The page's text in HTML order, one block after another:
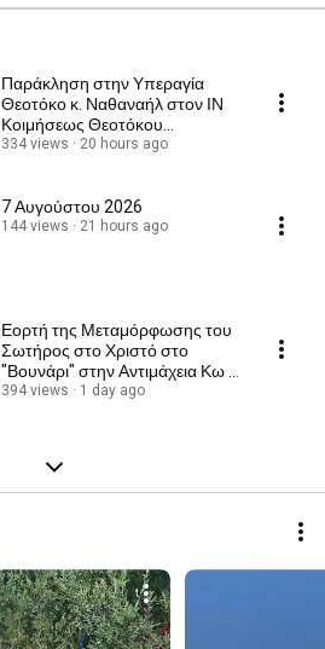
Παράκληση στην Υπεραγία
Θεοτόκο κ. Ναθαναήλ στον ΙΝ
Κοιμήσεως Θεοτόκου
Αντιμάχειας
334 views 20 hours ago
7 Αυγούστου 2026
144 views 21 hours ago
Εορτή της Μεταμόρφωσης του
Σωτήρος στο Χριστό στο
"Βουνάρι" στην Αντιμάχεια Κω κ.
Ναθαναήλ
394 views 1 day ago